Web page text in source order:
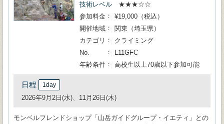
技術レベル
★★★☆☆
参加料金
¥19,000（税込）
開催地域
関東（埼玉県）
カテゴリ
クライミング
No.
L11GFC
年齢条件
高校生以上70歳以下参加可能
日程 1day
2026年9月2日(水)、11月26日(木)
モンベルフレンドショップ「山岳ガイドグループ・イエティ」との